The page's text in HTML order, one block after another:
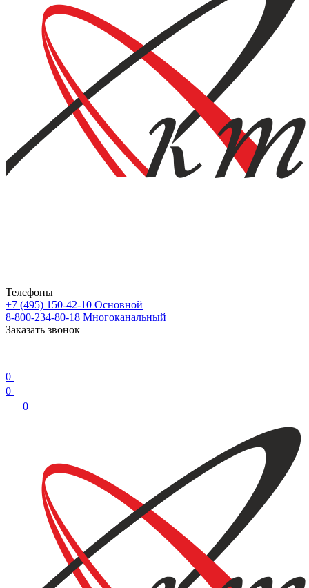
Телефоны
+7 (495) 150-42-10 Основной
8-800-234-80-18 Многоканальный
Заказать звонок
0
0
0